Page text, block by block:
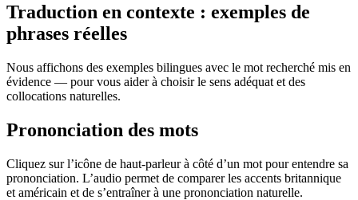
Traduction en contexte : exemples de
phrases réelles
Nous affichons des exemples bilingues avec le mot recherché mis en
évidence — pour vous aider à choisir le sens adéquat et des
collocations naturelles.
Prononciation des mots
Cliquez sur l’icône de haut-parleur à côté d’un mot pour entendre sa
prononciation. L’audio permet de comparer les accents britannique
et américain et de s’entraîner à une prononciation naturelle.